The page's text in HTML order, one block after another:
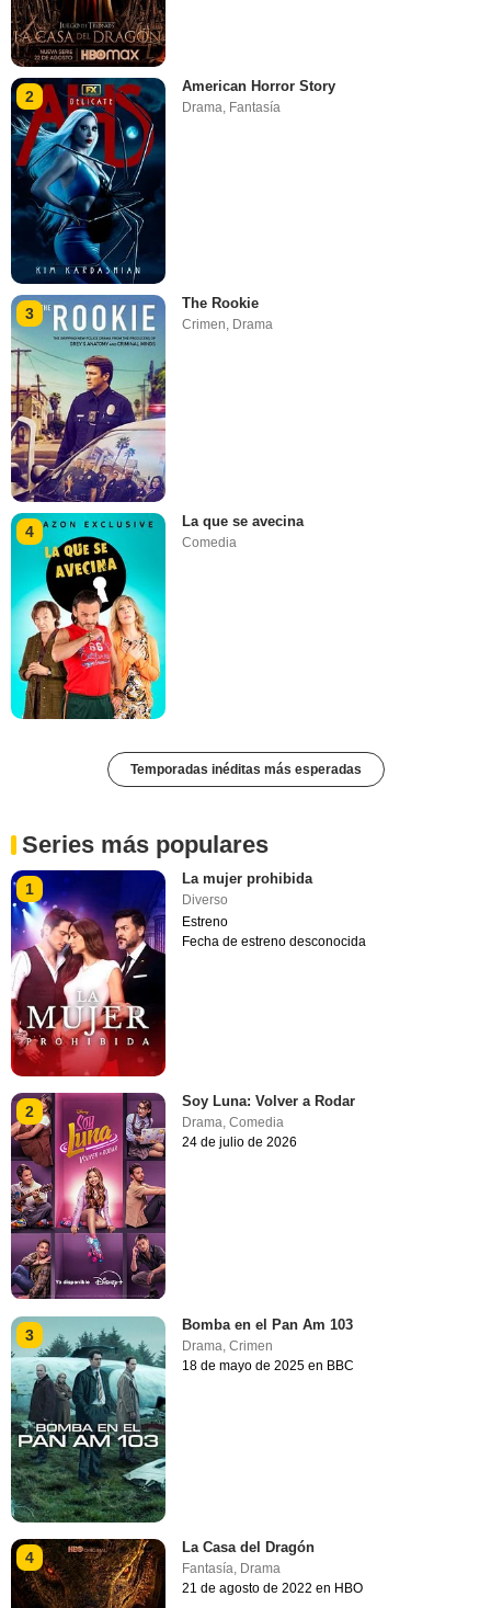
2
American Horror Story
Drama, Fantasía
3
The Rookie
Crimen, Drama
4
La que se avecina
Comedia
Temporadas inéditas más esperadas
Series más populares
1
La mujer prohibida
Diverso
Estreno
Fecha de estreno desconocida
2
Soy Luna: Volver a Rodar
Drama,Comedia
24 de julio de 2026
3
Bomba en el Pan Am 103
Drama ,Crimen
18 de mayo de 2025 en BBC
4
La Casa del Dragón
Fantasía, Drama
21 de agosto de 2022 en HBO